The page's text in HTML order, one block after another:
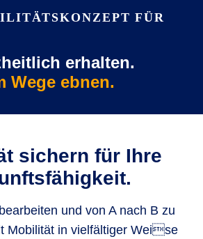
FÜR
erhalten.
Wege ebnen.
sichern für Ihre
und von A nach B zu
Mobilität in vielfältiger Weise